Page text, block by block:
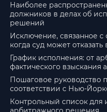
Наиболее
должников в делах об
решений
Исключение, связанное
когда суд может
График исполнения: от
фактического взыскания
Пошаговое руководство
соответствии с Нью-
Контрольный список для